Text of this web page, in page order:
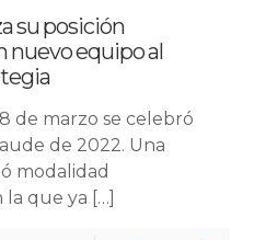
su posición
nuevo equipo al
de marzo se celebró
de 2022. Una
modalidad
la que ya […]